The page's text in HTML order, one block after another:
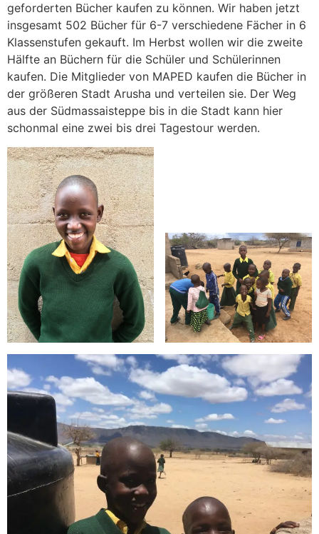
geforderten Bücher kaufen zu können. Wir haben jetzt
insgesamt 502 Bücher für 6-7 verschiedene Fächer in 6
Klassenstufen gekauft. Im Herbst wollen wir die zweite
Hälfte an Büchern für die Schüler und Schülerinnen
kaufen. Die Mitglieder von MAPED kaufen die Bücher in
der größeren Stadt Arusha und verteilen sie. Der Weg
aus der Südmassaisteppe bis in die Stadt kann hier
schonmal eine zwei bis drei Tagestour werden.